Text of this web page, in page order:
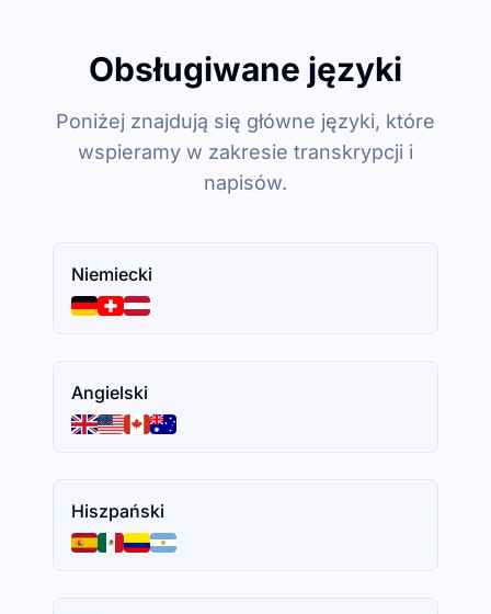
Obsługiwane języki
Poniżej znajdują się główne języki, które
wspieramy w zakresie transkrypcji i
napisów.
Niemiecki
Angielski
Hiszpański